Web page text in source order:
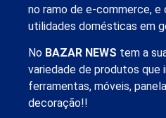
no ramo de e-commerce, e
utilidades domésticas em
No BAZAR NEWS tem a
variedade de produtos que
ferramentas, móveis,
decoração!!